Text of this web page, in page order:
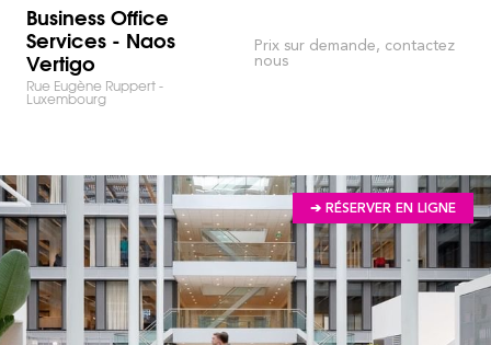
Business Office
Services - Naos
Vertigo
Rue Eugène Ruppert -
Luxembourg
Prix sur demande, contactez
nous
➔ RÉSERVER EN LIGNE